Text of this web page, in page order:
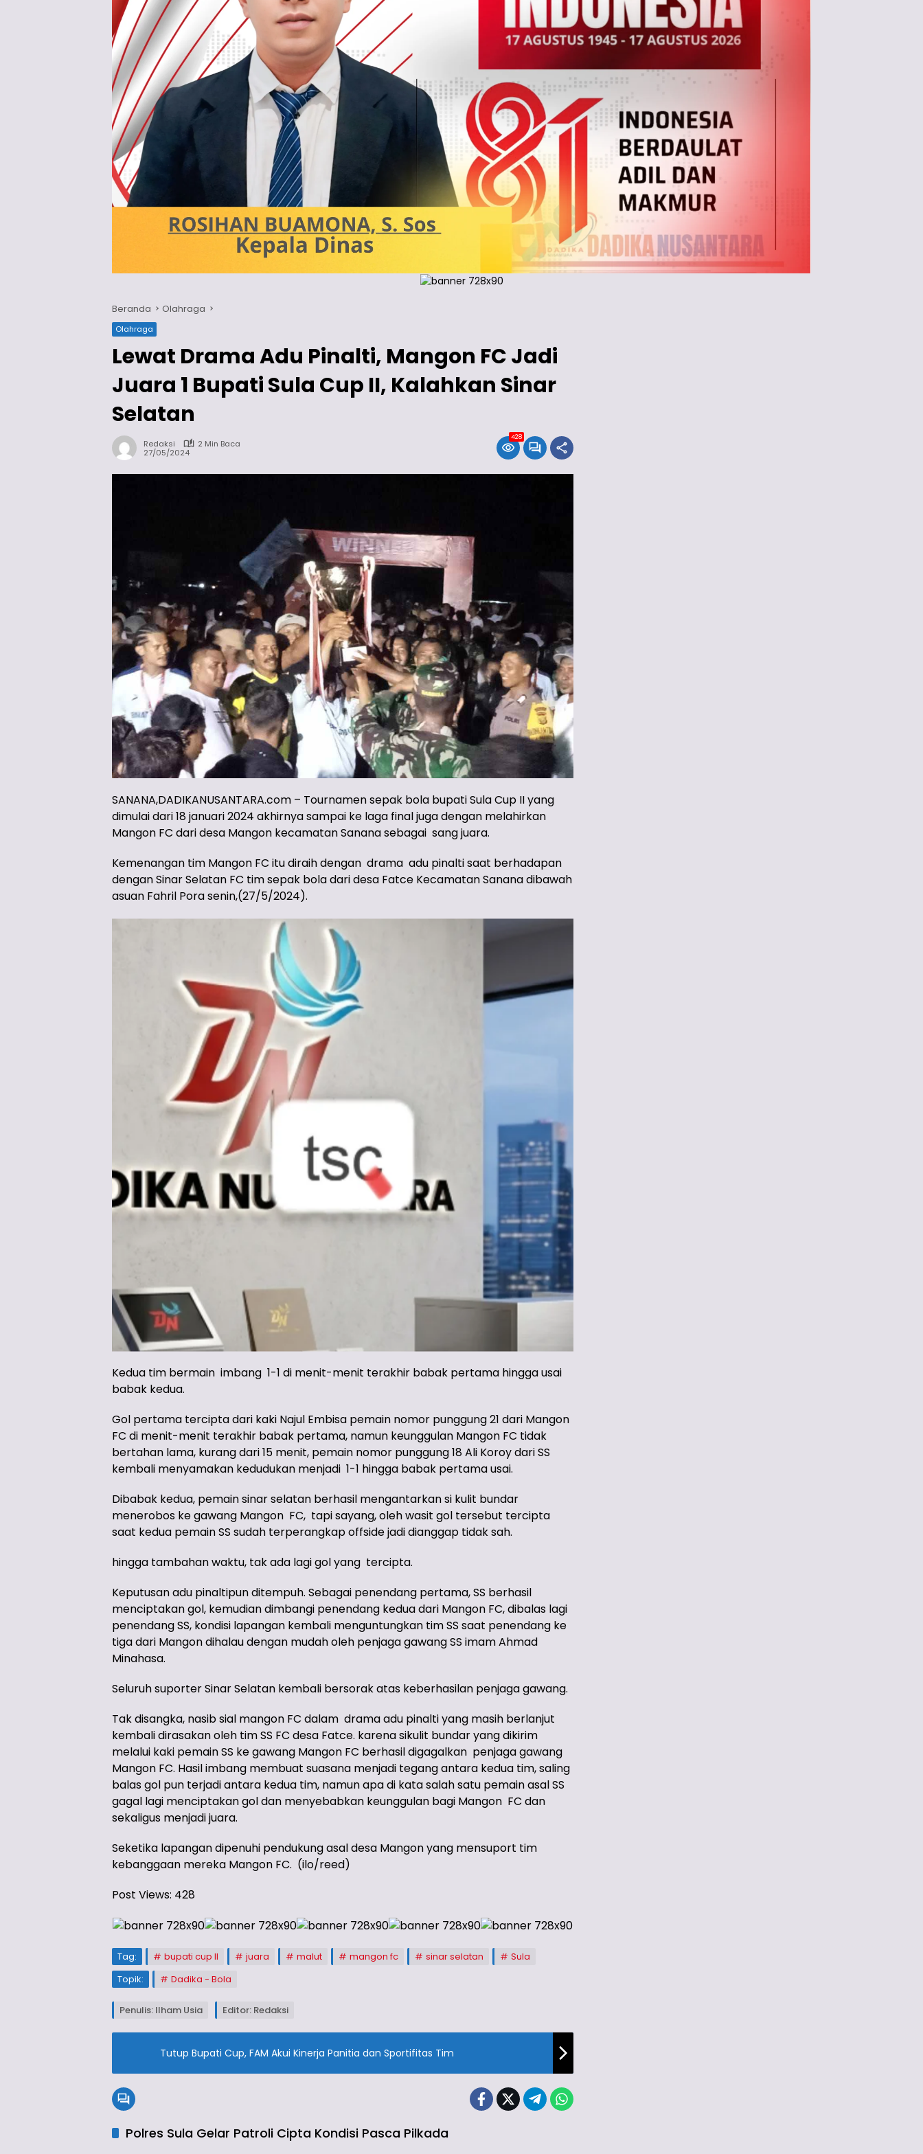
Beranda Olahraga
Olahraga
Lewat Drama Adu Pinalti, Mangon FC Jadi
Juara 1 Bupati Sula Cup II, Kalahkan Sinar
Selatan
Redaksi
2 Min Baca
27/05/2024
428
SANANA,DADIKANUSANTARA.com – Tournamen sepak bola bupati Sula Cup II yang
dimulai dari 18 januari 2024 akhirnya sampai ke laga final juga dengan melahirkan
Mangon FC dari desa Mangon kecamatan Sanana sebagai sang juara.
Kemenangan tim Mangon FC itu diraih dengan drama adu pinalti saat berhadapan
dengan Sinar Selatan FC tim sepak bola dari desa Fatce Kecamatan Sanana dibawah
asuan Fahril Pora senin,(27/5/2024).
Kedua tim bermain imbang 1-1 di menit-menit terakhir babak pertama hingga usai
babak kedua.
Gol pertama tercipta dari kaki Najul Embisa pemain nomor punggung 21 dari Mangon
FC di menit-menit terakhir babak pertama, namun keunggulan Mangon FC tidak
bertahan lama, kurang dari 15 menit, pemain nomor punggung 18 Ali Koroy dari SS
kembali menyamakan kedudukan menjadi 1-1 hingga babak pertama usai.
Dibabak kedua, pemain sinar selatan berhasil mengantarkan si kulit bundar
menerobos ke gawang Mangon FC, tapi sayang, oleh wasit gol tersebut tercipta
saat kedua pemain SS sudah terperangkap offside jadi dianggap tidak sah.
hingga tambahan waktu, tak ada lagi gol yang tercipta.
Keputusan adu pinaltipun ditempuh. Sebagai penendang pertama, SS berhasil
menciptakan gol, kemudian dimbangi penendang kedua dari Mangon FC, dibalas lagi
penendang SS, kondisi lapangan kembali menguntungkan tim SS saat penendang ke
tiga dari Mangon dihalau dengan mudah oleh penjaga gawang SS imam Ahmad
Minahasa.
Seluruh suporter Sinar Selatan kembali bersorak atas keberhasilan penjaga gawang.
Tak disangka, nasib sial mangon FC dalam drama adu pinalti yang masih berlanjut
kembali dirasakan oleh tim SS FC desa Fatce. karena sikulit bundar yang dikirim
melalui kaki pemain SS ke gawang Mangon FC berhasil digagalkan penjaga gawang
Mangon FC. Hasil imbang membuat suasana menjadi tegang antara kedua tim, saling
balas gol pun terjadi antara kedua tim, namun apa di kata salah satu pemain asal SS
gagal lagi menciptakan gol dan menyebabkan keunggulan bagi Mangon FC dan
sekaligus menjadi juara.
Seketika lapangan dipenuhi pendukung asal desa Mangon yang mensuport tim
kebanggaan mereka Mangon FC. (ilo/reed)
Post Views: 428
Tag: bupati cup II juara malut mangon fc sinar selatan
Sula
Topik:
Dadika - Bola
Penulis: Ilham Usia Editor: Redaksi
Tutup Bupati Cup, FAM Akui Kinerja Panitia dan Sportifitas Tim
Polres Sula Gelar Patroli Cipta Kondisi Pasca Pilkada
Olahraga Olahraga